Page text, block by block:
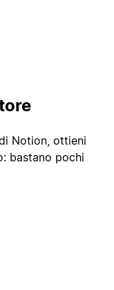
Notion, ottieni
bastano pochi